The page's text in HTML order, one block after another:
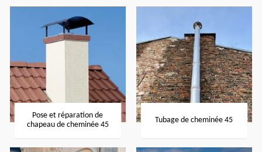
Pose et réparation de
chapeau de cheminée 45
Tubage de cheminée 45